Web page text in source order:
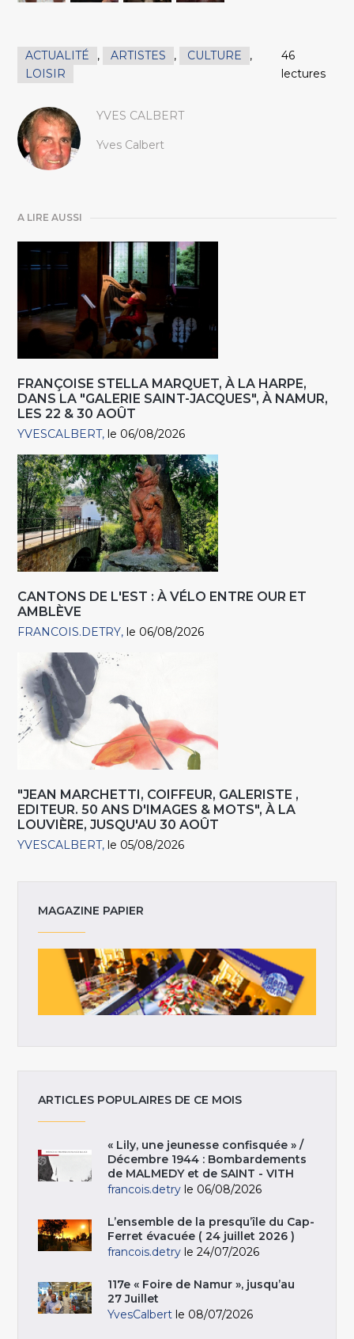
ACTUALITÉ , ARTISTES , CULTURE
,
LOISIR
46
lectures
YVES CALBERT
Yves Calbert
A LIRE AUSSI
FRANÇOISE STELLA MARQUET, À LA HARPE,
DANS LA "GALERIE SAINT-JACQUES", À NAMUR,
LES 22 & 30 AOÛT
YVESCALBERT le 06/08/2026
CANTONS DE L'EST : À VÉLO ENTRE OUR ET
AMBLÈVE
FRANCOIS.DETRY le 06/08/2026
"JEAN MARCHETTI, COIFFEUR, GALERISTE ,
EDITEUR. 50 ANS D'IMAGES & MOTS", À LA
LOUVIÈRE, JUSQU'AU 30 AOÛT
YVESCALBERT le 05/08/2026
MAGAZINE PAPIER
ARTICLES POPULAIRES DE CE MOIS
« Lily, une jeunesse confisquée » /
Décembre 1944 : Bombardements
de MALMEDY et de SAINT - VITH
francois.detry le 06/08/2026
L’ensemble de la presqu’île du Cap-
Ferret évacuée ( 24 juillet 2026 )
francois.detry le 24/07/2026
117e « Foire de Namur », jusqu’au
27 Juillet
YvesCalbert le 08/07/2026